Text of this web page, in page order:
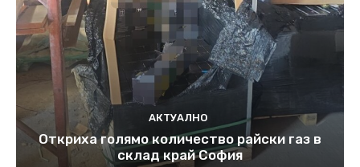
АКТУАЛНО
Откриха голямо количество райски газ в
склад край София